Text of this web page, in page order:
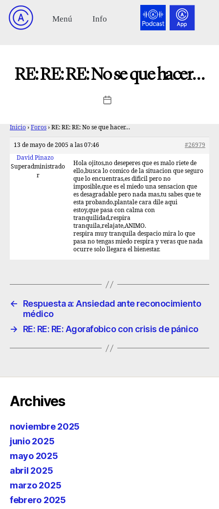
RE: RE: RE: No se que hacer…
Inicio › Foros › RE: RE: RE: No se que hacer…
13 de mayo de 2005 a las 07:46
#26979
David Pinazo
Superadministrado
r
Hola ojitos,no deseperes que es malo riete de
ello,busca lo comico de la situacion que seguro
que lo encuentras,es dificil pero no
imposible,que es el miedo una sensacion que
es desagradable pero nada mas,tu sabes que te
esta probando,plantale cara dile aqui
estoy,que pasa con calma con
tranquilidad,respira
tranquila,relajate,ANIMO.
respira muy tranquila despacio mira lo que
pasa no tengas miedo respira y veras que nada
ocurre solo llegara el bienestar.
←
Respuesta a: Ansiedad ante reconocimiento
médico
→
RE: RE: RE: Agorafobico con crisis de pánico
Archives
noviembre 2025
junio 2025
mayo 2025
abril 2025
marzo 2025
febrero 2025